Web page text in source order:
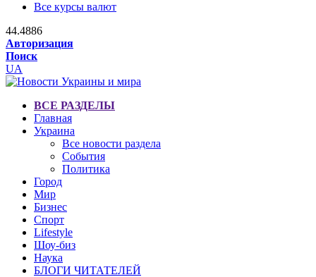
Все курсы валют
44.4886
Авторизация
Поиск
UA
ВСЕ РАЗДЕЛЫ
Главная
Украина
Все новости раздела
События
Политика
Город
Мир
Бизнес
Спорт
Lifestyle
Шоу-биз
Наука
БЛОГИ ЧИТАТЕЛЕЙ